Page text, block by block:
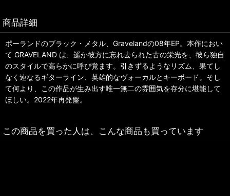
商品詳細
ポーランドのブラック・メタル、Gravelandの08年EP。本作におい
て GRAVELAND は、遥か彼方に忘れ去られた古の栄光を、彼ら独自
のスタイルで高らかに呼び覚ます。引きずるようなリズム、果てし
なく連なるギターライン、英雄的なヴォーカルとキーボード。そし
て何より、この作品が生み出す唯一無二の雰囲気を存分に堪能して
ほしい。2022年再発盤。
この商品を買った人は、こんな商品も買っています